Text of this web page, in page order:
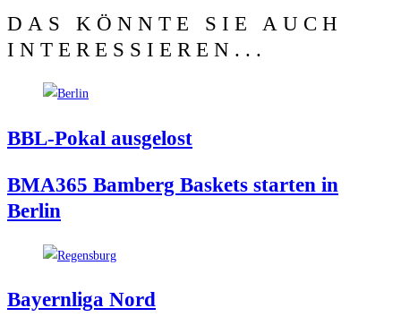
DAS KÖNNTE SIE AUCH
INTERESSIEREN...
BBL-Pokal aus­ge­lost
BMA365 Bam­berg Bas­kets star­ten in
Berlin
Bay­ern­li­ga Nord